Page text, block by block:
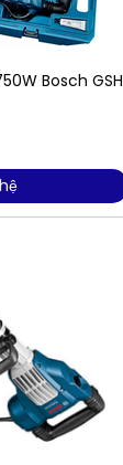
Bosch GSH